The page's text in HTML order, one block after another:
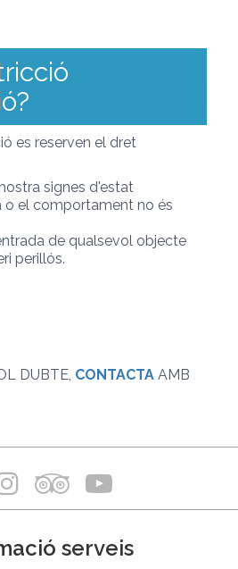
es reserven el dret
signes d'estat
o el comportament no és
de qualsevol objecte
perillós.
DUBTE, CONTACTA AMB
serveis